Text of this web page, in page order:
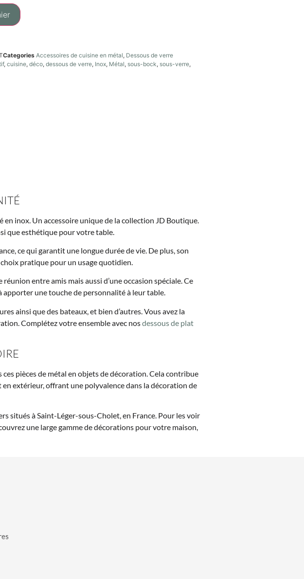
Categories Accessoires de cuisine en métal, Dessous de verre
, cuisine, déco, dessous de verre, Inox, Métal, sous-bock, sous-verre,
inox. Un accessoire unique de la collection JD Boutique.
que esthétique pour votre table.
ce qui garantit une longue durée de vie. De plus, son
pratique pour un usage quotidien.
entre amis mais aussi d’une occasion spéciale. Ce
apporter une touche de personnalité à leur table.
ainsi que des bateaux, et bien d’autres. Vous avez la
Complétez votre ensemble avec nosdessous de plat
pièces de métal en objets de décoration. Cela contribue
extérieur, offrant une polyvalence dans la décoration de
situés à Saint-Léger-sous-Cholet, en France. Pour les voir
une large gamme de décorations pour votre maison,